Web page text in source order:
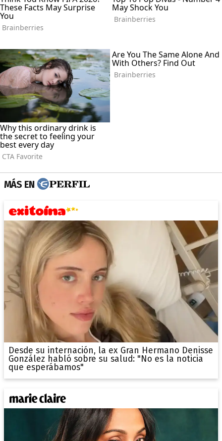
MÁS EN
Desde su internación, la ex Gran Hermano Denisse
González habló sobre su salud: "No es la noticia
que esperábamos"